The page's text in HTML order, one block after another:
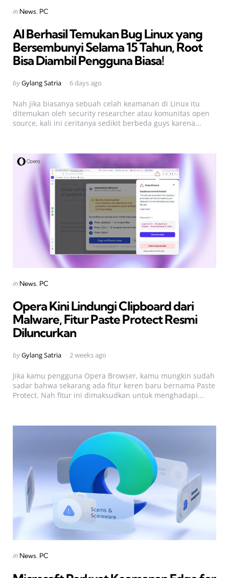
Categories
Posted
in News PC
AI Berhasil Temukan Bug Linux yang
Bersembunyi Selama 15 Tahun, Root
Bisa Diambil Pengguna Biasa!
Posted
byGylang Satria 6 days ago
Nah jika biasanya sebuah celah keamanan di Linux itu
ditemukan oleh security researcher atau komunitas open
source, kali ini ceritanya sedikit berbeda guys karena...
Categories
Posted
in News PC
Opera Kini Lindungi Clipboard dari
Malware, Fitur Paste Protect Resmi
Diluncurkan
Posted
byGylang Satria 2 weeks ago
Jika kamu pengguna Opera Browser, kamu mungkin sudah
sadar bahwa sekarang ada fitur keren baru bernama Paste
Protect. Nah fitur ini dimaksudkan untuk menghadapi...
Categories
Posted
in News PC